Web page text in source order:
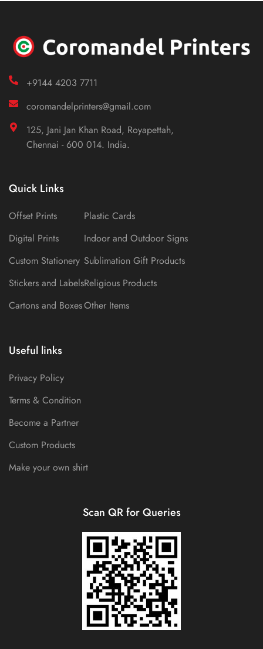
+9144 4203 7711
coromandelprinters@gmail.com
125, Jani Jan Khan Road, Royapettah,
Chennai - 600 014. India.
Quick Links
Offset Prints
Digital Prints
Custom Stationery
Stickers and Labels
Cartons and Boxes
Plastic Cards
Indoor and Outdoor Signs
Sublimation Gift Products
Religious Products
Other Items
Useful links
Privacy Policy
Terms & Condition
Become a Partner
Custom Products
Make your own shirt
Scan QR for Queries